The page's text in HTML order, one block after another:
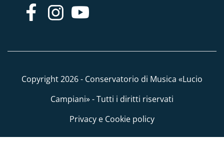
Copyright 2026 - Conservatorio di Musica «Lucio
Campiani» - Tutti i diritti riservati
Privacy e Cookie policy